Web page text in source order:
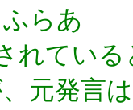
らあ
れてい
元発言は